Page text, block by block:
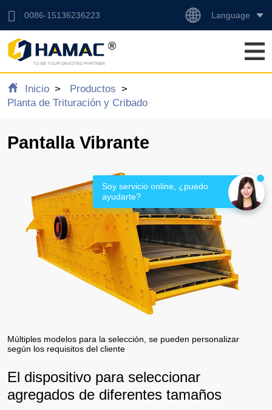
0086-15136236223 Language
Inicio
Productos
Planta de Trituración y Cribado
Pantalla Vibrante
Múltiples modelos para la selección, se pueden personalizar
según los requisitos del cliente
El dispositivo para seleccionar
agregados de diferentes tamaños
Soy servicio online, ¿puedo
ayudarte?